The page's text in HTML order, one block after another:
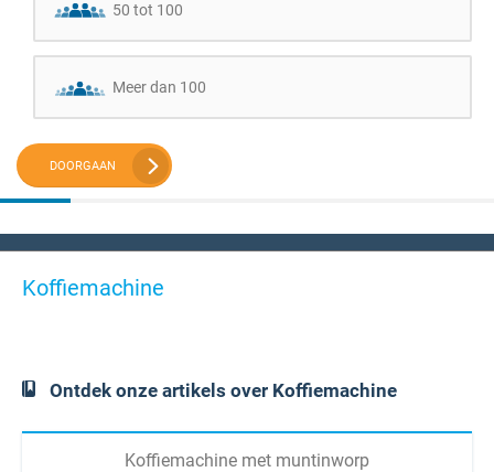
50 tot 100
Meer dan 100
DOORGAAN
Koffiemachine
Ontdek onze artikels over Koffiemachine
Koffiemachine met muntinworp